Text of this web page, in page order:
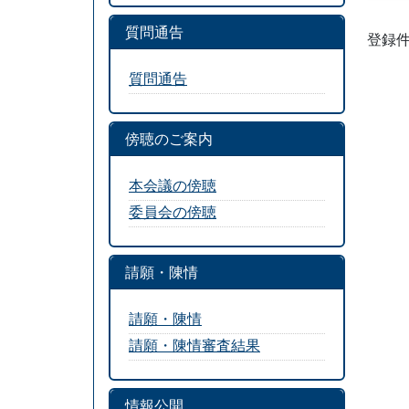
登録
質問通告
質問通告
傍聴のご案内
本会議の傍聴
委員会の傍聴
請願・陳情
請願・陳情
請願・陳情審査結果